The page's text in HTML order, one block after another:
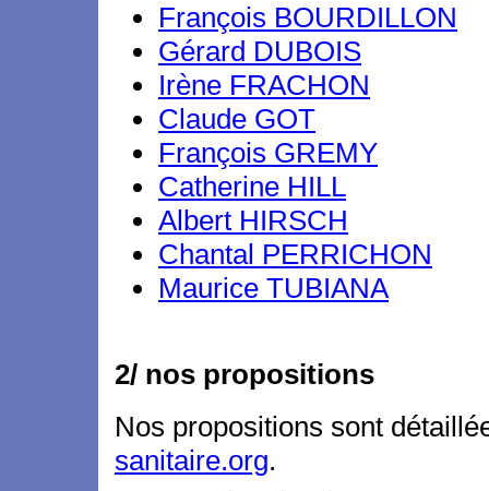
François BOURDILLON
Gérard DUBOIS
Irène FRACHON
Claude GOT
François GREMY
Catherine HILL
Albert HIRSCH
Chantal PERRICHON
Maurice TUBIANA
2/ nos propositions
Nos propositions sont
sanitaire.org.